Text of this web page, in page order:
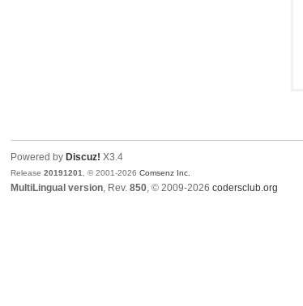
Powered by Discuz! X3.4
Release20191201 , © 2001-2026Comsenz Inc.
MultiLingual version, Rev.850, © 2009-2026codersclub.org